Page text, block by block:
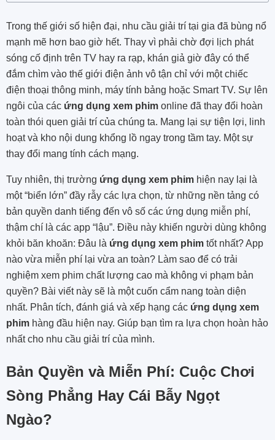
Trong thế giới số hiện đại, nhu cầu giải trí tại gia đã bùng nổ
mạnh mẽ hơn bao giờ hết. Thay vì phải chờ đợi lịch phát
sóng cố định trên TV hay ra rạp, khán giả giờ đây có thể
đắm chìm vào thế giới điện ảnh vô tận chỉ với một chiếc
điện thoại thông minh, máy tính bảng hoặc Smart TV. Sự lên
ngôi của các ứng dụng xem phim online đã thay đổi hoàn
toàn thói quen giải trí của chúng ta. Mang lại sự tiện lợi, linh
hoạt và kho nội dung khổng lồ ngay trong tầm tay. Một sự
thay đổi mang tính cách mạng.
Tuy nhiên, thị trường ứng dụng xem phim hiện nay lại là
một “biển lớn” đầy rẫy các lựa chọn, từ những nền tảng có
bản quyền danh tiếng đến vô số các ứng dụng miễn phí,
thậm chí là các app “lậu”. Điều này khiến người dùng không
khỏi băn khoăn: Đâu là ứng dụng xem phim tốt nhất? App
nào vừa miễn phí lại vừa an toàn? Làm sao để có trải
nghiệm xem phim chất lượng cao mà không vi phạm bản
quyền? Bài viết này sẽ là một cuốn cẩm nang toàn diện
nhất. Phân tích, đánh giá và xếp hạng các ứng dụng xem
phim hàng đầu hiện nay. Giúp bạn tìm ra lựa chọn hoàn hảo
nhất cho nhu cầu giải trí của mình.
Bản Quyền và Miễn Phí: Cuộc Chơi
Sòng Phẳng Hay Cái Bẫy Ngọt
Ngào?